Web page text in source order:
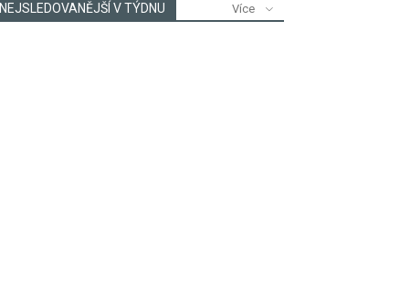
NEJSLEDOVANĚJŠÍ V TÝDNU Více